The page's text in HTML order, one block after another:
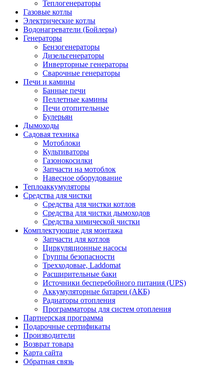
Теплогенераторы
Газовые котлы
Электрические котлы
Водонагреватели (Бойлеры)
Генераторы
Бензогенераторы
Дизельгенераторы
Инверторные генераторы
Сварочные генераторы
Печи и камины
Банные печи
Пеллетные камины
Печи отопительные
Булерьян
Дымоходы
Садовая техника
Мотоблоки
Культиваторы
Газонокосилки
Запчасти на мотоблок
Навесное оборудование
Теплоаккумуляторы
Средства для чистки
Средства для чистки котлов
Средства для чистки дымоходов
Средства химической чистки
Комплектующие для монтажа
Запчасти для котлов
Циркуляционные насосы
Группы безопасности
Трехходовые, Laddomat
Расширительные баки
Источники бесперебойного питания (UPS)
Аккумуляторные батареи (АКБ)
Радиаторы отопления
Программаторы для систем отопления
Партнерская программа
Подарочные сертификаты
Производители
Возврат товара
Карта сайта
Обратная связь